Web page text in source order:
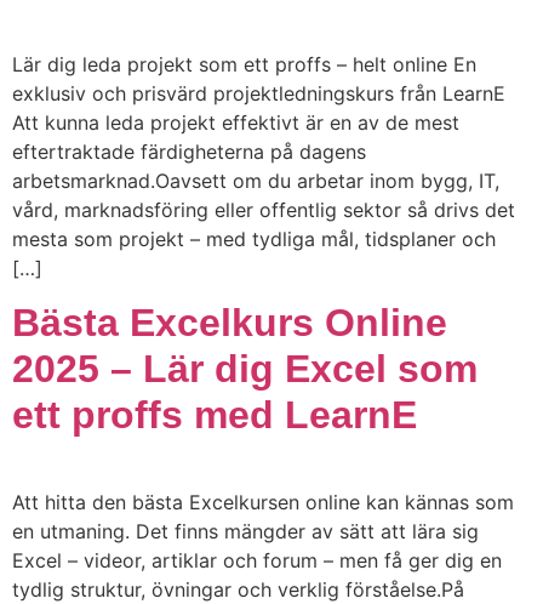
Lär dig leda projekt som ett proffs – helt online En
exklusiv och prisvärd projektledningskurs från LearnE
Att kunna leda projekt effektivt är en av de mest
eftertraktade färdigheterna på dagens
arbetsmarknad.Oavsett om du arbetar inom bygg, IT,
vård, marknadsföring eller offentlig sektor så drivs det
mesta som projekt – med tydliga mål, tidsplaner och
[…]
Bästa Excelkurs Online
2025 – Lär dig Excel som
ett proffs med LearnE
Att hitta den bästa Excelkursen online kan kännas som
en utmaning. Det finns mängder av sätt att lära sig
Excel – videor, artiklar och forum – men få ger dig en
tydlig struktur, övningar och verklig förståelse.På